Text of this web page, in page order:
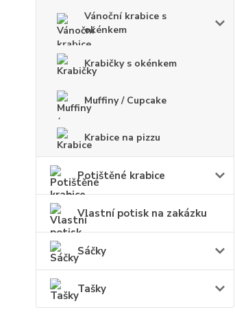
Vánoční krabice s
okénkem
Krabičky s okénkem
Muffiny / Cupcake
Krabice na pizzu
Potištěné krabice
Vlastní potisk na zakázku
Sáčky
Tašky